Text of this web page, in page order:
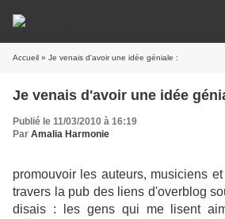
Accueil » Je venais d'avoir une idée géniale :
Je venais d'avoir une idée
Publié le 11/03/2010 à 16:19
Par Amalia Harmonie
promouvoir les auteurs, musiciens
travers la pub des liens d'overblog
disais : les gens qui me lisent